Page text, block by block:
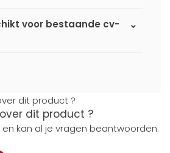
voor bestaande cv-
dit product ?
kan al je vragen beantwoorden.